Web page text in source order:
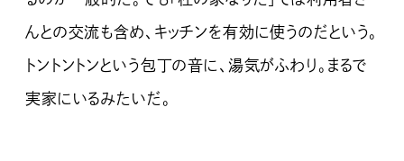
んとの交流も含め、キッチンを有効に使うのだという。
トントントンという包丁の音に、湯気がふわり。まるで
実家にいるみたいだ。